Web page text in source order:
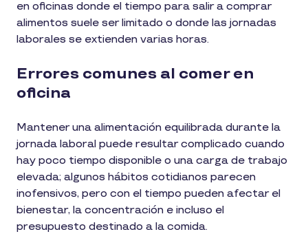
en oficinas donde el tiempo para salir a comprar
alimentos suele ser limitado o donde las jornadas
laborales se extienden varias horas.
Errores comunes al comer en
oficina
Mantener una alimentación equilibrada durante la
jornada laboral puede resultar complicado cuando
hay poco tiempo disponible o una carga de trabajo
elevada; algunos hábitos cotidianos parecen
inofensivos, pero con el tiempo pueden afectar el
bienestar, la concentración e incluso el
presupuesto destinado a la comida.